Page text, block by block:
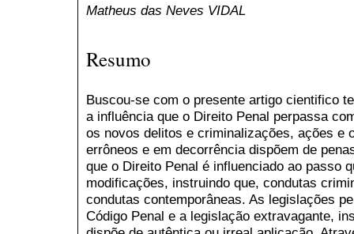
Matheus das Neves VIDAL
Resumo
Buscou-se com o presente artigo cientifico
a influência que o Direito Penal perpassa
os novos delitos e criminalizações, ações e
errôneos e em decorrência dispõem de
que o Direito Penal é influenciado ao passo
modificações, instruindo que, condutas
condutas contemporâneas. As legislações
Código Penal e a legislação extravagante,